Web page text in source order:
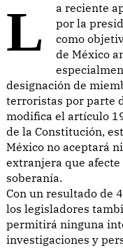
La reciente aprobación de la reforma propuesta
por la
como
de México
designación de
terroristas por parte
modifica el artículo
de la Constitución,
México no aceptará
extranjera que
soberanía.
Con un resultado de
los legisladores
permitirá ninguna
investigaciones y